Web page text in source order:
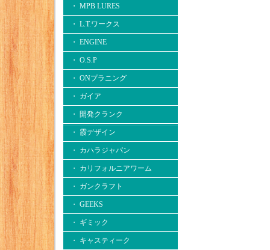
・ MPB LURES
・ L.T.ワークス
・ ENGINE
・ O.S.P
・ ONプラニング
・ ガイア
・ 開発クランク
・ 霞デザイン
・ カハラジャパン
・ カリフォルニアワーム
・ ガンクラフト
・ GEEKS
・ ギミック
・ キャスティーク